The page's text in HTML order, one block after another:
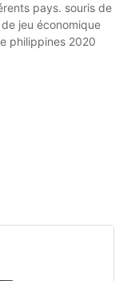
pays. souris de
jeu économique
philippines 2020